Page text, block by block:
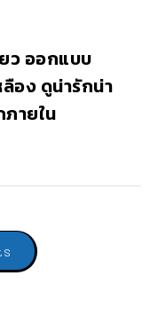
ว ออกแบบ
อง ดูน่ารักน่า
ายใน